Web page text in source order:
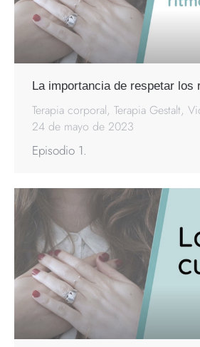
La importancia de respetar los
Terapia corporal, Terapia Gestalt,
24 de mayo de 2023
Episodio 1.